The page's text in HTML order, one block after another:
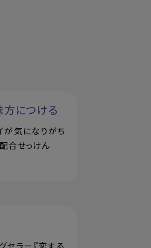
方につける
が気になりがち
合せっけん
セラー『恋する